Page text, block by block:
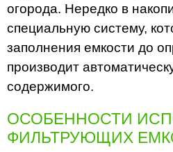
огорода. Нередко в
специальную систему,
заполнения емкости до
производит
содержимого.
ОСОБЕННОСТИ
ФИЛЬТРУЮЩИХ